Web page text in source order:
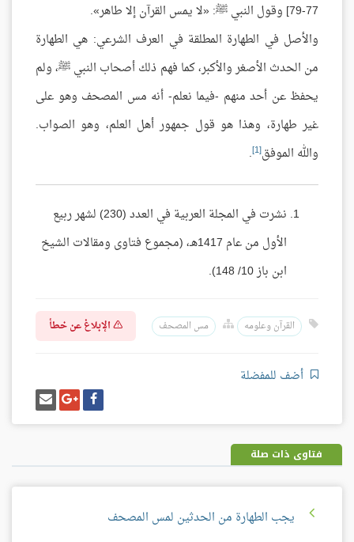
77-79] وقول النبي ﷺ: «لا يمس القرآن إلا طاهر».
والأصل في الطهارة المطلقة في العرف الشرعي: هي الطهارة
من الحدث الأصغر والأكبر، كما فهم ذلك أصحاب النبي ﷺ، ولم
يحفظ عن أحد منهم -فيما نعلم- أنه مس المصحف وهو على
غير طهارة، وهذا هو قول جمهور أهل العلم، وهو الصواب.
والله الموفق[1]
.
نشرت في المجلة العربية في العدد (230) لشهر ربيع
الأول من عام 1417هـ، (مجموع فتاوى ومقالات الشيخ
ابن باز 10/ 148).
القرآن وعلومه مس المصحف الإبلاغ عن خطأ
أضف للمفضلة
شارك
على
فيسبوك
شارك
على
غوغل
بلس
إرسل
إيميل
فتاوى ذات صلة
يجب الطهارة من الحدثين لمس المصحف